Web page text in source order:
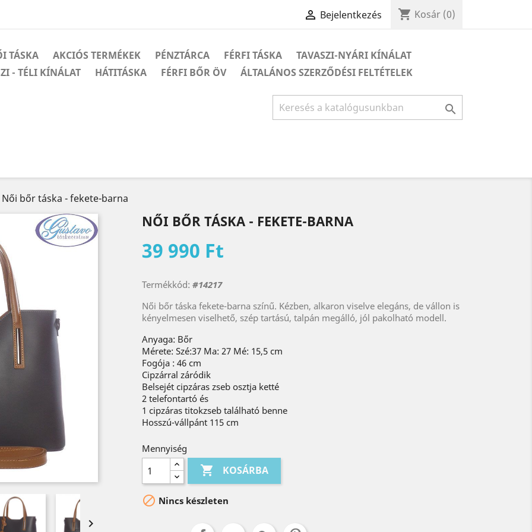
 Bejelentkezés shopping_cart Kosár (0)
TÁSKA AKCIÓS TERMÉKEK PÉNZTÁRCA FÉRFI TÁSKA
TAVASZI-NYÁRI KÍNÁLAT
- TÉLI KÍNÁLAT
HÁTITÁSKA FÉRFI BŐR ÖV ÁLTALÁNOS SZERZŐDÉSI FELTÉTELEK

Női bőr táska - fekete-barna

NŐI BŐR TÁSKA - FEKETE-BARNA
39 990 Ft
Termékkód: #14217
Női bőr táska fekete-barna színű. Kézben, alkaron viselve elegáns, de vállon is
kényelmesen viselhető, szép tartású, talpán megálló, jól pakolható modell.
Anyaga: Bőr
Mérete: Szé:37 Ma: 27 Mé: 15,5 cm
Fogója : 46 cm
Cipzárral záródik
Belsejét cipzáras zseb osztja ketté
2 telefontartó és
1 cipzáras titokzseb található benne
Hosszú-vállpánt 115 cm
Mennyiség
 KOSÁRBA
 Nincs készleten